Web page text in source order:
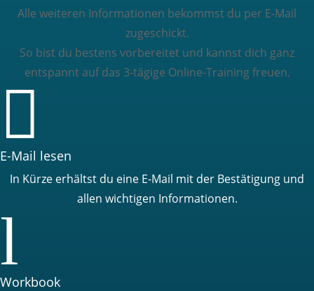
Alle weiteren Informationen bekommst du per E-Mail
zugeschickt.
So bist du bestens vorbereitet und kannst dich ganz
entspannt auf das 3-tägige Online-Training freuen.

E-Mail lesen
In Kürze erhältst du eine E-Mail mit der Bestätigung und
allen wichtigen Informationen.
l
Workbook